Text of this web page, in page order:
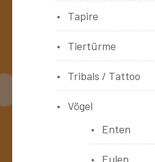
Tapire
Tiertürme
Tribals / Tattoo
Vögel
Enten
Eulen